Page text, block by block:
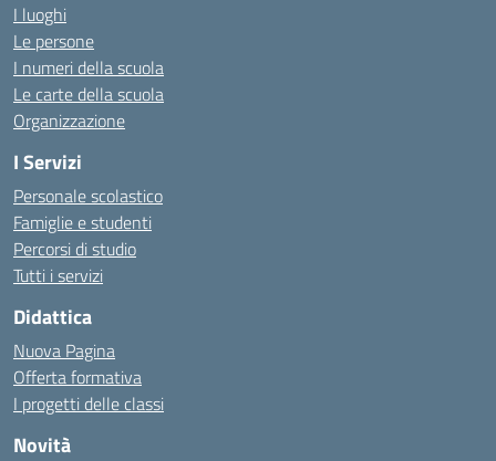
I luoghi
Le persone
I numeri della scuola
Le carte della scuola
Organizzazione
I Servizi
Personale scolastico
Famiglie e studenti
Percorsi di studio
Tutti i servizi
Didattica
Nuova Pagina
Offerta formativa
I progetti delle classi
Novità